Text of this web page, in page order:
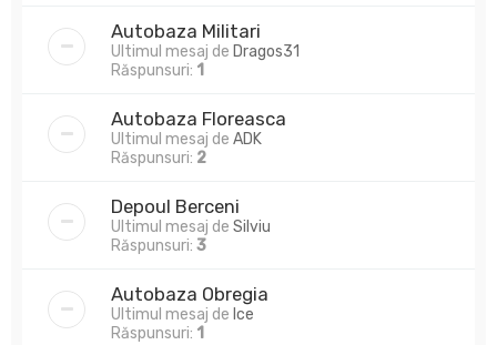
Autobaza Militari
Ultimul mesaj de Dragos31
Răspunsuri: 1
Autobaza Floreasca
Ultimul mesaj de ADK
Răspunsuri: 2
Depoul Berceni
Ultimul mesaj de Silviu
Răspunsuri: 3
Autobaza Obregia
Ultimul mesaj de Ice
Răspunsuri: 1